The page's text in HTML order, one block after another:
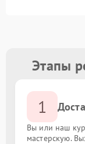
Этапы
1
Вы или наш
мастерскую.